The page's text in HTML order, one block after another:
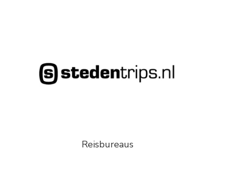
Reisbureaus